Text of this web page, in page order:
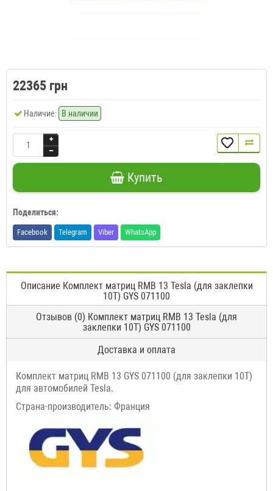
22365 грн
Наличие: В наличии
Купить
Поделиться:
Facebook Telegram Viber WhatsApp
Описание Комплект матриц RMB 13 Tesla (для заклепки
10T) GYS 071100
Отзывов (0) Комплект матриц RMB 13 Tesla (для
заклепки 10T) GYS 071100
Доставка и оплата
Комплект матриц RMB 13 GYS 071100 (для заклепки 10T)
для автомобилей Tesla.
Страна-производитель: Франция